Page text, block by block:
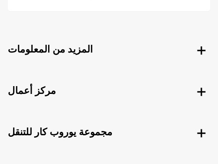
المزيد من المعلومات
مركز أعمال
مجموعة يوروب كار للتنقل